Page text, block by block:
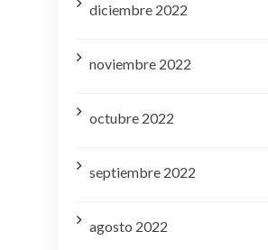
diciembre 2022
noviembre 2022
octubre 2022
septiembre 2022
agosto 2022